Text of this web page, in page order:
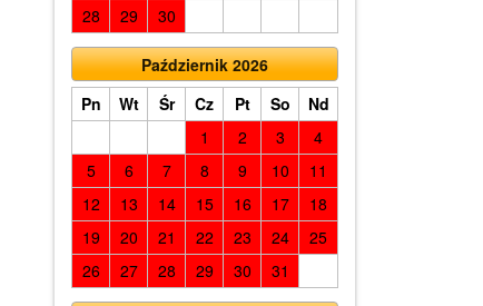
28
29 30
Październik 2026
Pn
Wt Śr Cz Pt So
Nd
1
2 3
4
5
6 7 8 9 10
11
12
13 14 15 16 17
18
19
20 21 22 23 24
25
26
27 28 29 30 31